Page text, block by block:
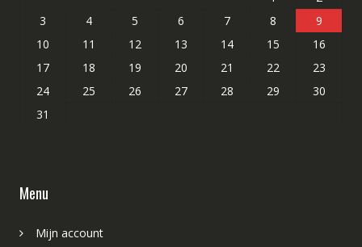
3
4 5 6 7 8
9
10
11 12 13 14 15
16
17
18 19 20 21 22
23
24
25 26 27 28 29
30
31
Menu
Mijn account